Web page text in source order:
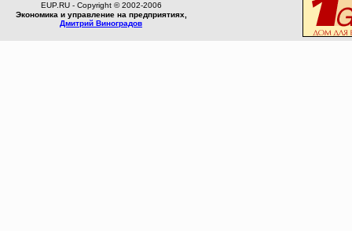
EUP.RU - Copyright © 2002-2006
Экономика и управление на предприятиях,
Дмитрий Виноградов